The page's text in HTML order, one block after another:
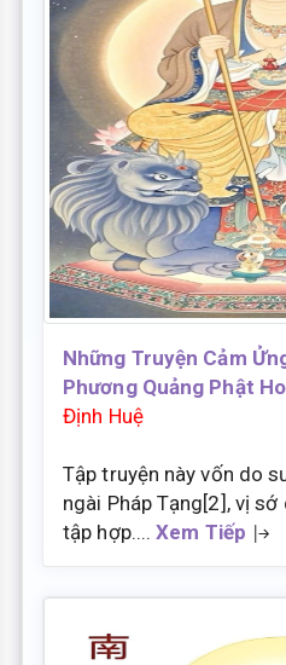
Những Truyện Cảm
Phương Quảng Phật
Định Huệ
Tập truyện này vốn do
ngài Pháp Tạng[2], vị
tập hợp....Xem Tiếp